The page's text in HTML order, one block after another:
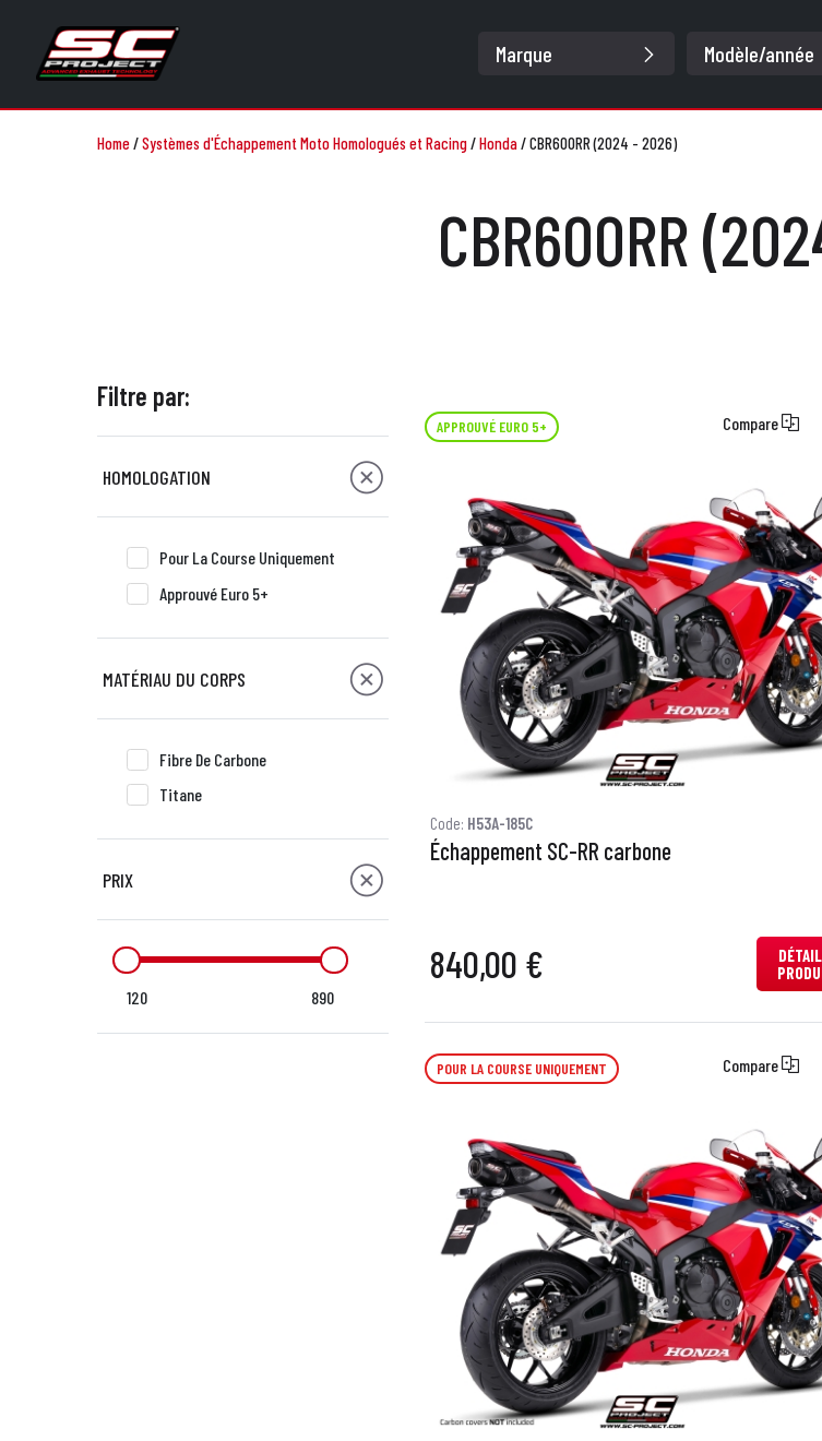
Home/Systèmes d'Échappement Moto Homologués et Racing/Honda/CBR600RR (2024 - 2026)
CBR600RR
Filtre par:
HOMOLOGATION
Pour La Course Uniquement
Approuvé Euro 5+
MATÉRIAU DU CORPS
Fibre De Carbone
Titane
PRIX
120 890
APPROUVÉ EURO 5+ Compare
Code: H53A-185C
Échappement SC-RR carbone
840,00 €
POUR LA COURSE UNIQUEMENT Compare